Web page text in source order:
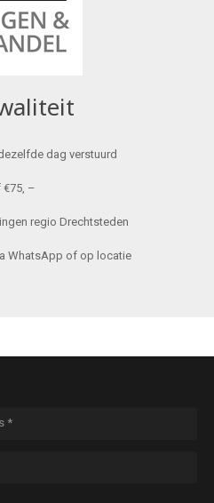
dag verstuurd
–
regio Drechtsteden
WhatsApp of op locatie